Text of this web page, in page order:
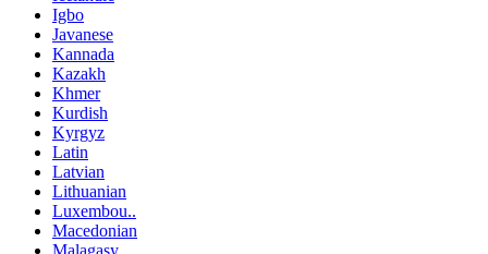
Igbo
Javanese
Kannada
Kazakh
Khmer
Kurdish
Kyrgyz
Latin
Latvian
Lithuanian
Luxembou..
Macedonian
Malagasy